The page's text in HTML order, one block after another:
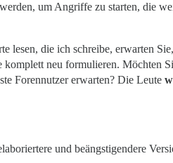
um Angriffe zu starten, die
lesen, die ich schreibe, erwarten
komplett neu formulieren.
Forennutzer erwarten? Die Leute
und beängstigendere